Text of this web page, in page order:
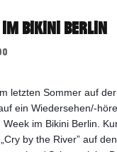
IM BIKINI BERLIN
letzten Sommer auf
ein Wiedersehen/-
im Bikini Berlin.
by the River” auf